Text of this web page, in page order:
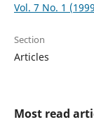
Vol. 7 No. 1
Section
Articles
Most read